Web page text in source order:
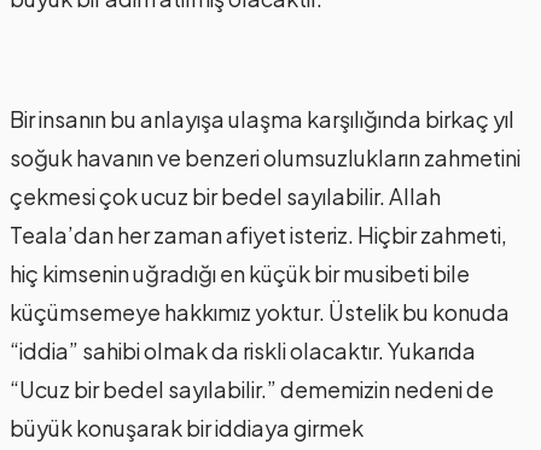
Bir insanın bu anlayışa ulaşma karşılığında birkaç yıl
soğuk havanın ve benzeri olumsuzlukların zahmetini
çekmesi çok ucuz bir bedel sayılabilir. Allah
Teala’dan her zaman afiyet isteriz. Hiçbir zahmeti,
hiç kimsenin uğradığı en küçük bir musibeti bile
küçümsemeye hakkımız yoktur. Üstelik bu konuda
“iddia” sahibi olmak da riskli olacaktır. Yukarıda
“Ucuz bir bedel sayılabilir.” dememizin nedeni de
büyük konuşarak bir iddiaya girmek